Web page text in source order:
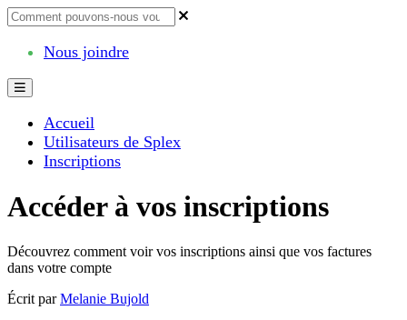
Nous joindre
Accueil
Utilisateurs de Splex
Inscriptions
Accéder à vos inscriptions
Découvrez comment voir vos inscriptions ainsi que vos factures
dans votre compte
Écrit parMelanie Bujold